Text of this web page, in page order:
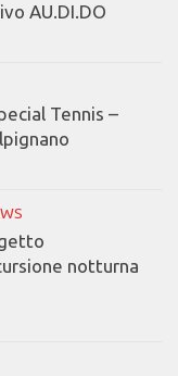
AU.DI.DO
Tennis –
notturna